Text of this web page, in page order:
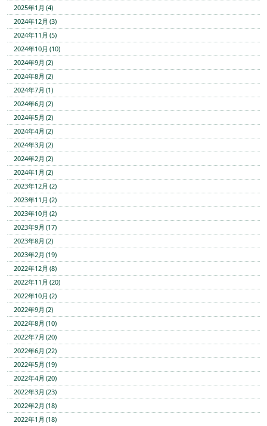
2025年1月 (4)
2024年12月 (3)
2024年11月 (5)
2024年10月 (10)
2024年9月 (2)
2024年8月 (2)
2024年7月 (1)
2024年6月 (2)
2024年5月 (2)
2024年4月 (2)
2024年3月 (2)
2024年2月 (2)
2024年1月 (2)
2023年12月 (2)
2023年11月 (2)
2023年10月 (2)
2023年9月 (17)
2023年8月 (2)
2023年2月 (19)
2022年12月 (8)
2022年11月 (20)
2022年10月 (2)
2022年9月 (2)
2022年8月 (10)
2022年7月 (20)
2022年6月 (22)
2022年5月 (19)
2022年4月 (20)
2022年3月 (23)
2022年2月 (18)
2022年1月 (18)